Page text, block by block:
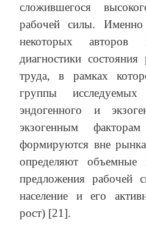
сложившегося
рабочей силы.
некоторых авторов
диагностики
труда, в рамках
группы
эндогенного и
экзогенным
формируются вне
определяют объемные
предложения рабочей
население и его
рост) [21].